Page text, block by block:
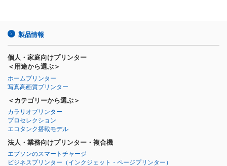
製品情報
個人・家庭向けプリンター
＜用途から選ぶ＞
ホームプリンター
写真高画質プリンター
＜カテゴリーから選ぶ＞
カラリオプリンター
プロセレクション
エコタンク搭載モデル
法人・業務向けプリンター・複合機
エプソンのスマートチャージ
ビジネスプリンター （インクジェット・ページプリンター）